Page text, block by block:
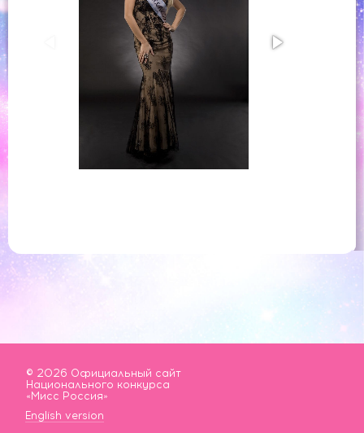
© 2026 Официальный сайт
Национального конкурса
«Мисс Россия»
English version